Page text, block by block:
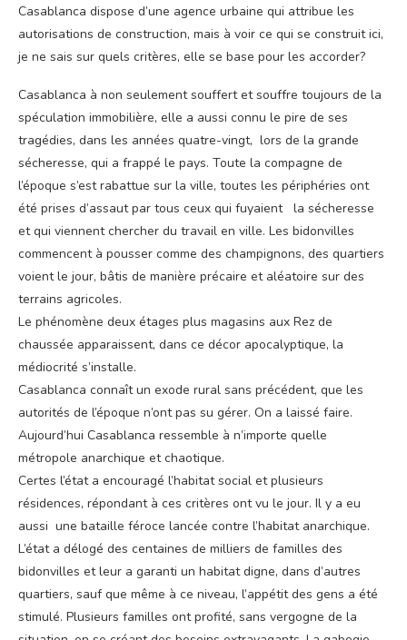
Casablanca dispose d’une agence urbaine qui attribue les
autorisations de construction, mais à voir ce qui se construit ici,
je ne sais sur quels critères, elle se base pour les accorder?
Casablanca à non seulement souffert et souffre toujours de la
spéculation immobilière, elle a aussi connu le pire de ses
tragédies, dans les années quatre-vingt, lors de la grande
sécheresse, qui a frappé le pays. Toute la compagne de
l’époque s’est rabattue sur la ville, toutes les périphéries ont
été prises d’assaut par tous ceux qui fuyaient la sécheresse
et qui viennent chercher du travail en ville. Les bidonvilles
commencent à pousser comme des champignons, des quartiers
voient le jour, bâtis de manière précaire et aléatoire sur des
terrains agricoles.
Le phénomène deux étages plus magasins aux Rez de
chaussée apparaissent, dans ce décor apocalyptique, la
médiocrité s’installe.
Casablanca connaît un exode rural sans précédent, que les
autorités de l’époque n’ont pas su gérer. On a laissé faire.
Aujourd’hui Casablanca ressemble à n’importe quelle
métropole anarchique et chaotique.
Certes l’état a encouragé l’habitat social et plusieurs
résidences, répondant à ces critères ont vu le jour. Il y a eu
aussi une bataille féroce lancée contre l’habitat anarchique.
L’état a délogé des centaines de milliers de familles des
bidonvilles et leur a garanti un habitat digne, dans d’autres
quartiers, sauf que même à ce niveau, l’appétit des gens a été
stimulé. Plusieurs familles ont profité, sans vergogne de la